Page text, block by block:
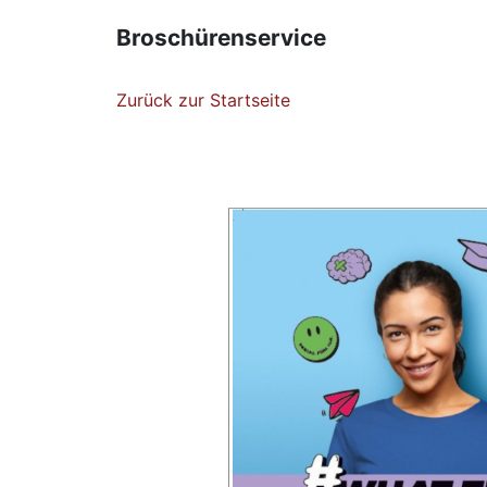
Broschürenservice
Zurück zur Startseite